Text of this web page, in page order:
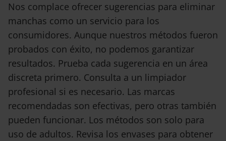
Nos complace ofrecer sugerencias para eliminar
manchas como un servicio para los
consumidores. Aunque nuestros métodos fueron
probados con éxito, no podemos garantizar
resultados. Prueba cada sugerencia en un área
discreta primero. Consulta a un limpiador
profesional si es necesario. Las marcas
recomendadas son efectivas, pero otras también
pueden funcionar. Los métodos son solo para
uso de adultos. Revisa los envases para obtener